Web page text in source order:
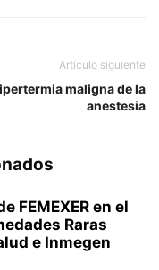
Artículo siguiente
maligna de la
anestesia
FEMEXER en el
Raras
e Inmegen